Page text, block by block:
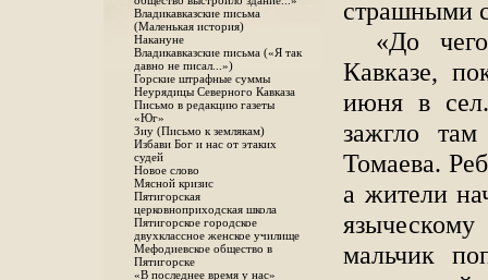
Владикавказские письма
(Маленькая история)
Накануне
Владикавказские письма («Я так
давно не писал...»)
Горские штрафные суммы
Неурядицы Северного Кавказа
Письмо в редакцию газеты
«Юг»
Зиу (Письмо к землякам)
Избави Бог и нас от этаких
судей
Новое слово
Мясной кризис
Пятигорская
церковноприходская школа
Пятигорское городское
двухклассное женское училище
Мефодиевское общество в
Пятигорске
«В последнее время у нас»
страшными
«До
Кавказе,
июня в
зажгло
Томаева.
а жители
мальчик